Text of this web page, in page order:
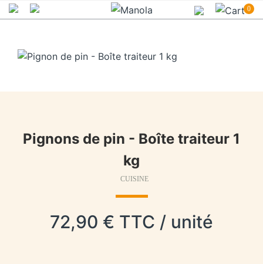
0
Pignons de pin - Boîte traiteur 1
kg
CUISINE
72,90 € TTC / unité